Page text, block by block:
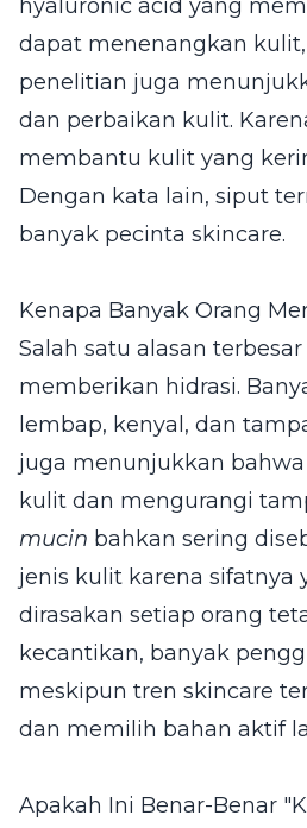
hyaluronic acid yang
dapat menenangkan
penelitian juga
dan perbaikan kulit.
membantu kulit yang
Dengan kata lain, siput
banyak pecinta skincare.
Kenapa Banyak Orang
Salah satu alasan
memberikan hidrasi.
lembap, kenyal, dan
juga menunjukkan bahwa
kulit dan mengurangi
mucin bahkan sering
jenis kulit karena sifatnya
dirasakan setiap orang
kecantikan, banyak
meskipun tren skincare
dan memilih bahan aktif
Apakah Ini Benar-Benar